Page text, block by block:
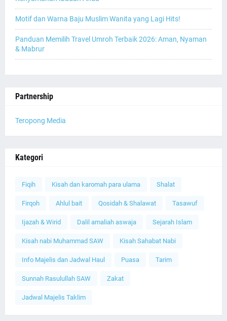
Motif dan Warna Baju Muslim Wanita yang Lagi Hits!
Panduan Memilih Travel Umroh Terbaik 2026: Aman, Nyaman
& Mabrur
Partnership
Teropong Media
Kategori
Fiqih Kisah dan karomah para ulama Shalat
Firqoh Ahlul bait Qosidah & Shalawat Tasawuf
Ijazah & Wirid Dalil amaliah aswaja Sejarah Islam
Kisah nabi Muhammad SAW Kisah Sahabat Nabi
Info Majelis dan Jadwal Haul Puasa Tarim
Sunnah Rasulullah SAW Zakat
Jadwal Majelis Taklim